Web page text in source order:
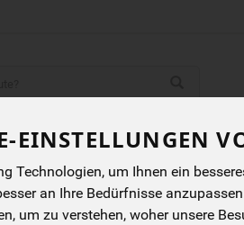
EINSTELLUNGEN
Technologien, um Ihnen ein
an Ihre Bedürfnisse
um zu verstehen, woher unsere
ANGEBOTE NEUES